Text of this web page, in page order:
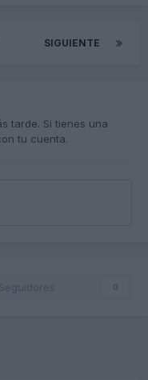
SIGUIENTE
tarde. Si tienes una
tu cuenta.
Seguidores 0